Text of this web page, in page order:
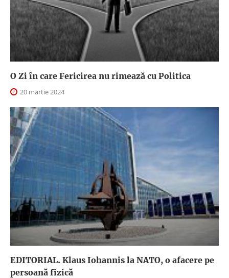
O Zi în care Fericirea nu rimează cu Politica
20 martie 2024
EDITORIAL. Klaus Iohannis la NATO, o afacere pe
persoană fizică